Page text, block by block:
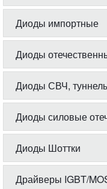
Диоды импортные
Диоды
Диоды СВЧ,
Диоды силовые
Диоды Шоттки
Драйверы IGBT/